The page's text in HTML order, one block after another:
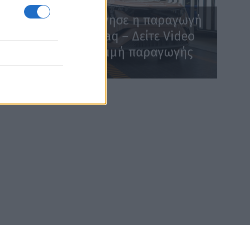
Skoda: Ξεκίνησε η παραγωγή
του νέου Peaq – Δείτε Video
από τη γραμμή παραγωγής
WEB TV